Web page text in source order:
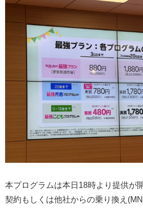
本プログラムは本日18時より提供が
契約もしくは他社からの乗り換え